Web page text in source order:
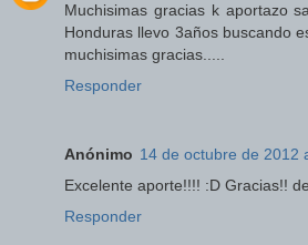
Muchisimas gracias k aportazo
Honduras llevo 3años buscando
muchisimas gracias.....
Responder
Anónimo 14 de octubre de 2012
Excelente aporte!!!! :D Gracias!!
Responder